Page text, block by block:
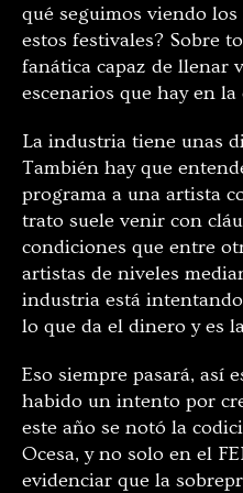
qué seguimos viendo
estos festivales? Sobre
fanática capaz de llenar
escenarios que hay en la
La industria tiene unas
También hay que
programa a una artista
trato suele venir con
condiciones que entre
artistas de niveles
industria está
lo que da el dinero y es
Eso siempre pasará, así
habido un intento por
este año se notó la
Ocesa, y no solo en el
evidenciar que la